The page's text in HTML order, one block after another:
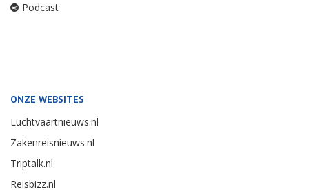
Podcast
ONZE WEBSITES
Luchtvaartnieuws.nl
Zakenreisnieuws.nl
Triptalk.nl
Reisbizz.nl